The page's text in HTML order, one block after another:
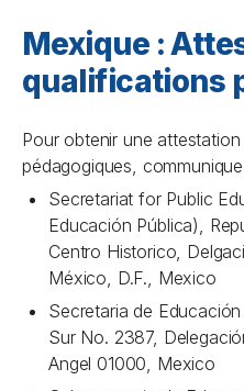
Mexique :
qualifications
Pour obtenir une
pédagogiques,
Secretariat for Public
Educación Pública),
Centro Historico,
México, D.F., Mexico
Secretaria de
Sur No. 2387,
Angel 01000, Mexico